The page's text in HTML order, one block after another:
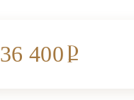
36 400